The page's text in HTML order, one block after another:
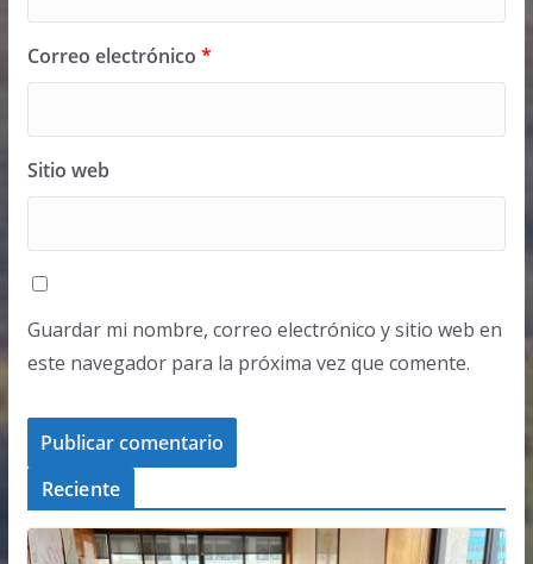
Correo electrónico *
Sitio web
Guardar mi nombre, correo electrónico y sitio web en
este navegador para la próxima vez que comente.
Reciente